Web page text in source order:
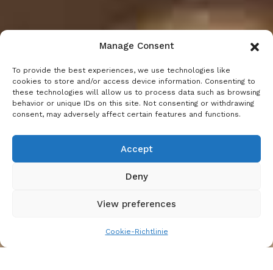
Manage Consent
To provide the best experiences, we use technologies like
cookies to store and/or access device information. Consenting to
these technologies will allow us to process data such as browsing
behavior or unique IDs on this site. Not consenting or withdrawing
consent, may adversely affect certain features and functions.
Accept
Deny
View preferences
Cookie-Richtlinie